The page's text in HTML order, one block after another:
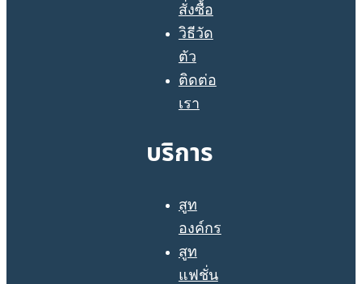
สั่งซื้อ
วิธีวัด
ตัว
ติดต่อ
เรา
บริการ
สูท
องค์กร
สูท
แฟชั่น